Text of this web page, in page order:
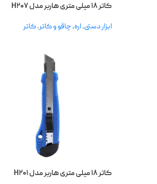
بتن‌کن
کاتر ۱۸ میلی متری هاربر مدل H۲۰۷
ابزار دستی,اره، چاقو و کاتر,کاتر
کاتر ۱۸ میلی متری هاربر مدل H۲۰۱